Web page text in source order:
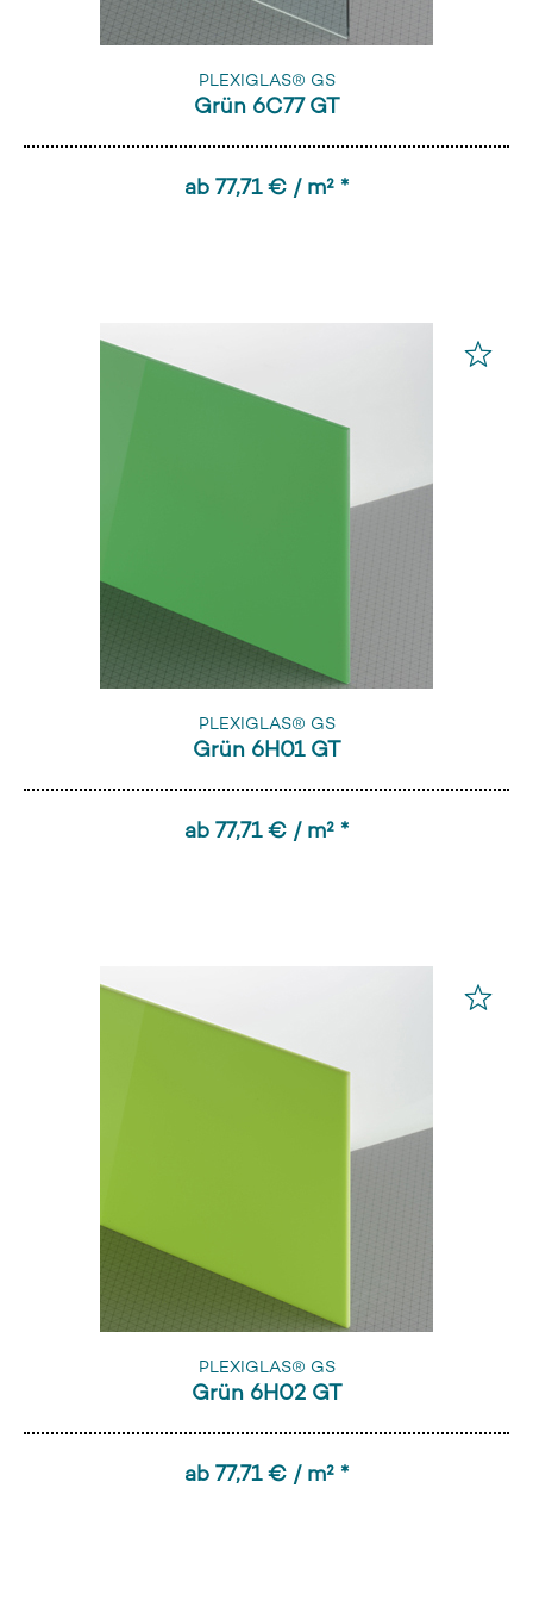
PLEXIGLAS® GS
Grün 6C77 GT
ab 77,71 € / m² *
PLEXIGLAS® GS
Grün 6H01 GT
ab 77,71 € / m² *
PLEXIGLAS® GS
Grün 6H02 GT
ab 77,71 € / m² *